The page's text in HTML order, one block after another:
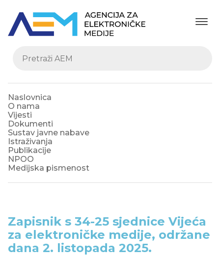
Naslovnica
O nama
Vijesti
Dokumenti
Sustav javne nabave
Istraživanja
Publikacije
NPOO
Medijska pismenost
Zapisnik s 34-25 sjednice Vijeća
za elektroničke medije, održane
dana 2. listopada 2025.